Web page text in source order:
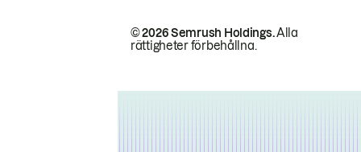
© 2026 Semrush Holdings.Alla
rättigheter förbehållna.